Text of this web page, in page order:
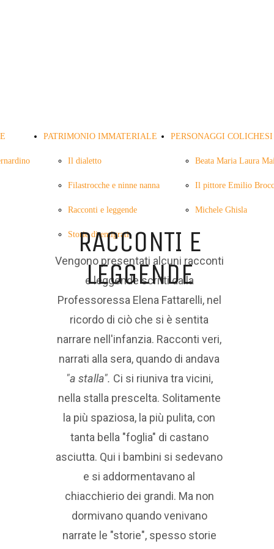
PATRIMONIO IMMATERIALE
Il dialetto
Filastrocche e ninne nanna
Racconti e leggende
Storie di emigrati
PERSONAGGI COLICHESI
Beata Maria Laura
Il pittore Emilio
Michele Ghisla
RACCONTI E
LEGGENDE
Vengono presentati alcuni racconti
e leggende scritti dalla
Professoressa Elena Fattarelli, nel
ricordo di ciò che si è sentita
narrare nell'infanzia. Racconti veri,
narrati alla sera, quando di andava
"a stalla". Ci si riuniva tra vicini,
nella stalla prescelta. Solitamente
la più spaziosa, la più pulita, con
tanta bella "foglia" di castano
asciutta. Qui i bambini si sedevano
e si addormentavano al
chiacchierio dei grandi. Ma non
dormivano quando venivano
narrate le "storie", spesso storie